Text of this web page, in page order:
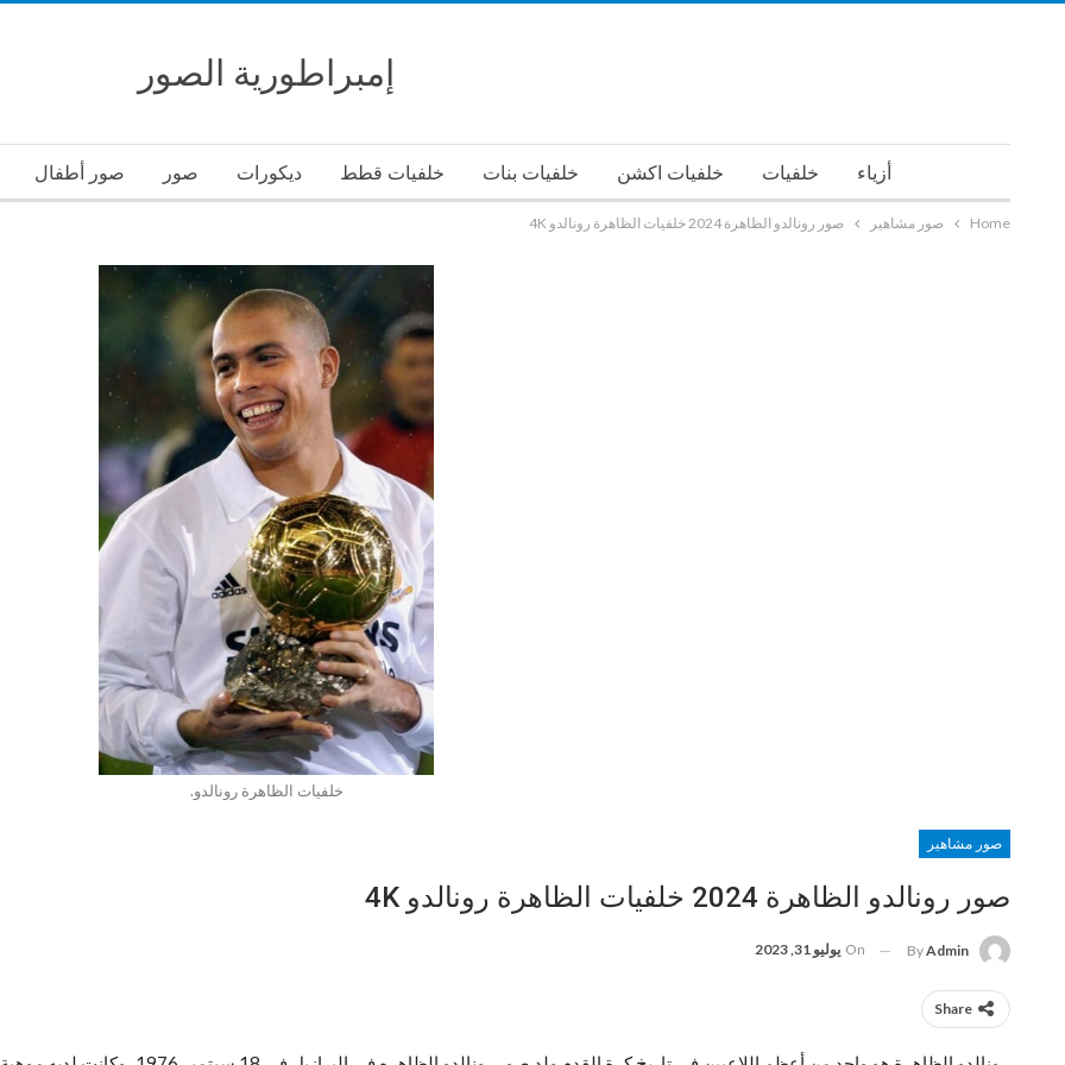
إمبراطورية الصور
أزياء خلفيات خلفيات اكشن خلفيات بنات خلفيات قطط ديكورات صور صور أطفال
Home صور مشاهير صور رونالدو الظاهرة 2024 خلفيات الظاهرة رونالدو 4K
خلفيات الظاهرة رونالدو.
صور مشاهير
صور رونالدو الظاهرة 2024 خلفيات الظاهرة رونالدو 4K
ByAdmin
On يوليو 31, 2023
Share